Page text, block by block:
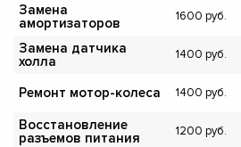
Замена
амортизаторов
1600
Замена датчика
холла
1400
Ремонт мотор-колеса 1400
Восстановление
разъемов питания
1200